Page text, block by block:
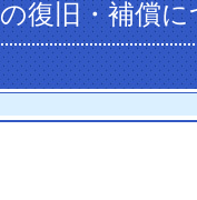
復旧・補償